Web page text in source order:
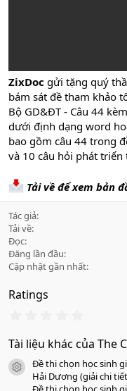
ZixDoc gửi tặng quý
bám sát đề tham khảo
Bộ GD&ĐT - Câu 44
dưới định dạng word
bao gồm câu 44 trong
và 10 câu hỏi phát
Tải về để xem bản
Tác giả
Tải về
Đọc
Đăng lần đầu
Cập nhật gần nhất
Ratings
0
0
a
o
Tài liệu khác của The
icon tài liệu
Đề thi chọn học sinh
Hải Dương (giải chi